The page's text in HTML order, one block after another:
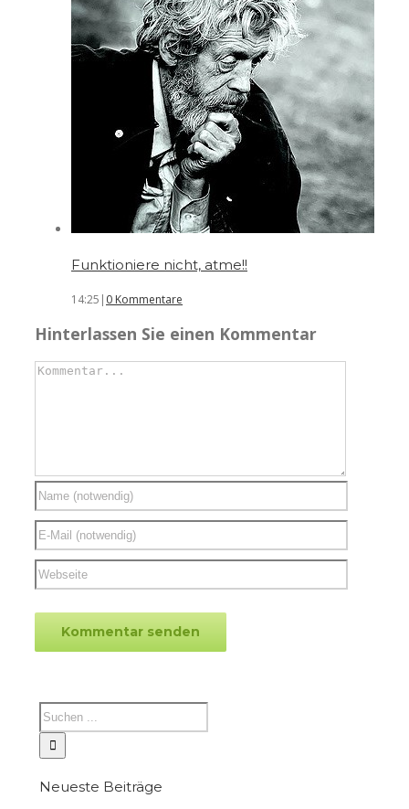
Funktioniere nicht, atme!!
14:25 | 0 Kommentare
Hinterlassen Sie einen Kommentar
Neueste Beiträge